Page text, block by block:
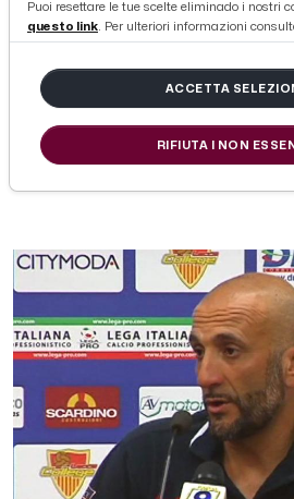
Lecce-Altovicentino
mister Di Corcia e
gara
di Redazione Picenotime
Puoi resettare le tue scelte eliminado i nostri
questo link. Per ulteriori informazioni
ACCETTA
RIFIUTA I NON